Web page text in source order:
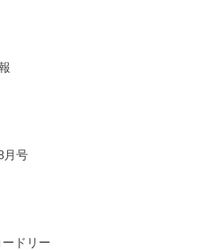
月号
ドリー